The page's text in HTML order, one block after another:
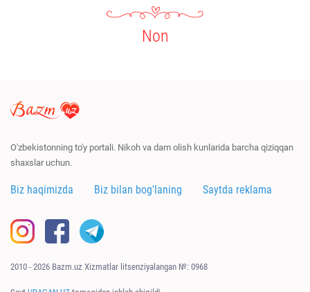
Non
O'zbekistonning to'y portali. Nikoh va dam olish kunlarida barcha qiziqqan
shaxslar uchun.
Biz haqimizda Biz bilan bog'laning Saytda reklama
2010 - 2026 Bazm.uz Xizmatlar litsenziyalangan №: 0968